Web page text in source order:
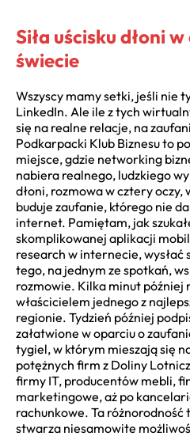
Siła uścisku dłoni
świecie
Wszyscy mamy setki, jeśli nie
LinkedIn. Ale ile z tych
się na realne relacje, na
Podkarpacki Klub Biznesu to
miejsce, gdzie networking
nabiera realnego, ludzkiego
dłoni, rozmowa w cztery oczy,
buduje zaufanie, którego nie
internet. Pamiętam, jak
skomplikowanej aplikacji
research w internecie,
tego, na jednym ze spotkań,
rozmowie. Kilka minut później
właścicielem jednego z
regionie. Tydzień później
załatwione w oparciu o
tygiel, w którym mieszają się
potężnych firm z Doliny
firmy IT, producentów mebli,
marketingowe, aż po
rachunkowe. Ta różnorodność
stwarza niesamowite